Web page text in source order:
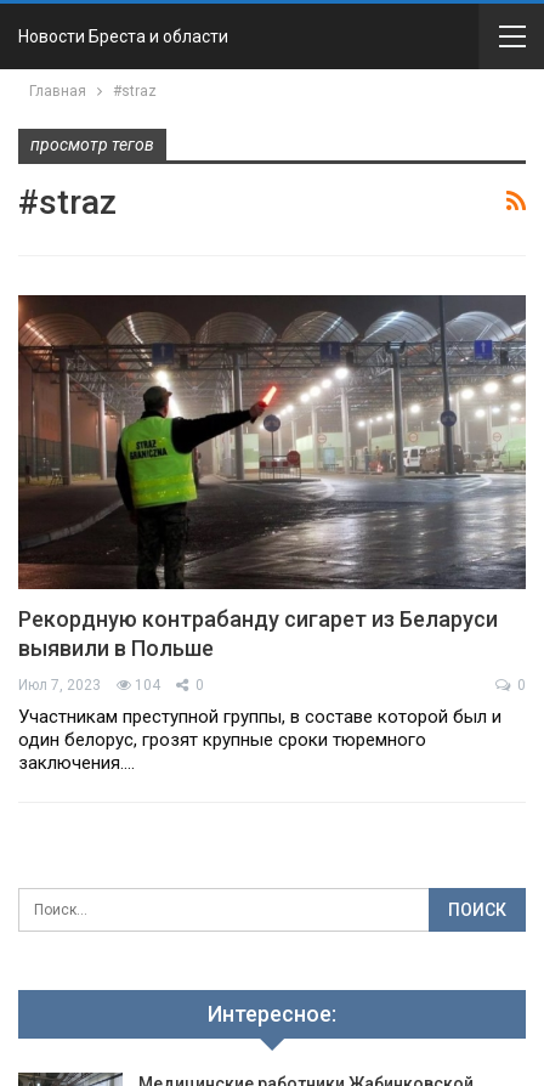
Новости Бреста и области
Главная #straz
просмотр тегов
#straz
Рекордную контрабанду сигарет из Беларуси
выявили в Польше
Июл 7, 2023 104 0 0
Участникам преступной группы, в составе которой был и
один белорус, грозят крупные сроки тюремного
заключения.…
Интересное: